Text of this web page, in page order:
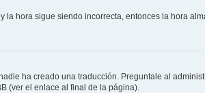
hora sigue siendo incorrecta, entonces la hora
ha creado una traducción. Preguntale al
(ver el enlace al final de la página).